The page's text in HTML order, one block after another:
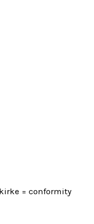
= conformity